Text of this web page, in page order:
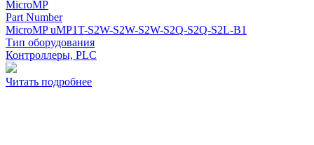
MicroMP
Part Number
MicroMP uMP1T-S2W-S2W-S2W-S2Q-S2Q-S2L-B1
Тип оборудования
Контроллеры, PLC
Читать подробнее